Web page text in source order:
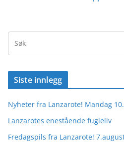
Siste innlegg
Nyheter fra Lanzarote! Mandag
Lanzarotes enestående fugleliv
Fredagspils fra Lanzarote!